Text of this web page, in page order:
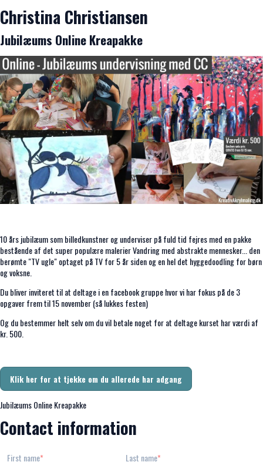
Christina Christiansen
Jubilæums Online Kreapakke
10 års jubilæum som billedkunstner og underviser på fuld tid fejres med en pakke
bestående af det super populære malerier Vandring med abstrakte mennesker... den
berømte "TV ugle" optaget på TV for 5 år siden og en hel det hyggedoodling for børn
og voksne.
Du bliver inviteret til at deltage i en facebook gruppe hvor vi har fokus på de 3
opgaver frem til 15 november (så lukkes festen)
Og du bestemmer helt selv om du vil betale noget for at deltage kurset har værdi af
kr. 500.
Klik her for at tjekke om du allerede har adgang
Jubilæums Online Kreapakke
Contact information
First name Last name